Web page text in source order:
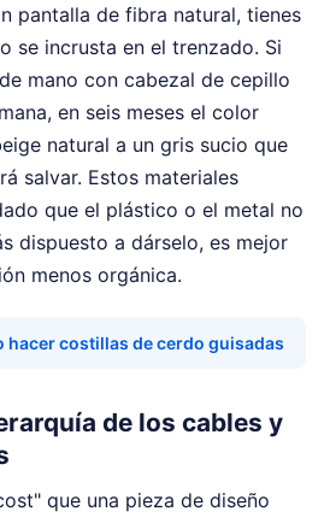
pantalla de fibra natural, tienes
se incrusta en el trenzado. Si
mano con cabezal de cepillo
en seis meses el color
natural a un gris sucio que
salvar. Estos materiales
que el plástico o el metal no
dispuesto a dárselo, es mejor
menos orgánica.
hacer costillas de cerdo guisadas
de los cables y
que una pieza de diseño